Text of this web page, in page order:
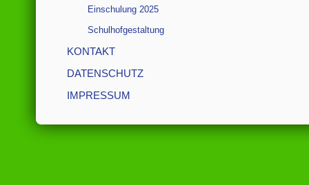
Einschulung 2025
Schulhofgestaltung
KONTAKT
DATENSCHUTZ
IMPRESSUM